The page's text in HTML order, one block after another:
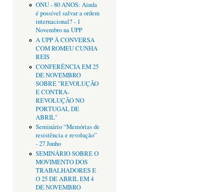
ONU - 80 ANOS: Ainda
é possível salvar a ordem
internacional? - 1
Novembro na UPP
A UPP À CONVERSA
COM ROMEU CUNHA
REIS
CONFERÊNCIA EM 25
DE NOVEMBRO
SOBRE "REVOLUÇÃO
E CONTRA-
REVOLUÇÃO NO
PORTUGAL DE
ABRIL"
Seminário “Memórias de
resistência e revolução”
- 27 Junho
SEMINÁRIO SOBRE O
MOVIMENTO DOS
TRABALHADORES E
O 25 DE ABRIL EM 4
DE NOVEMBRO